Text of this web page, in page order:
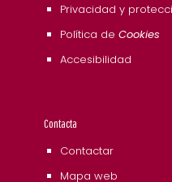
Privacidad y
Política de Cookies
Accesibilidad
Contacta
Contactar
Mapa web